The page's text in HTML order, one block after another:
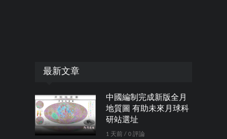
最新文章
中國編制完成新版全月
地質圖 有助未來月球科
研站選址
1 天前 / 0 評論